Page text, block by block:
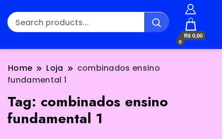
0
R$ 0,00
Home Loja
combinados ensino
fundamental 1
Tag: combinados ensino
fundamental 1